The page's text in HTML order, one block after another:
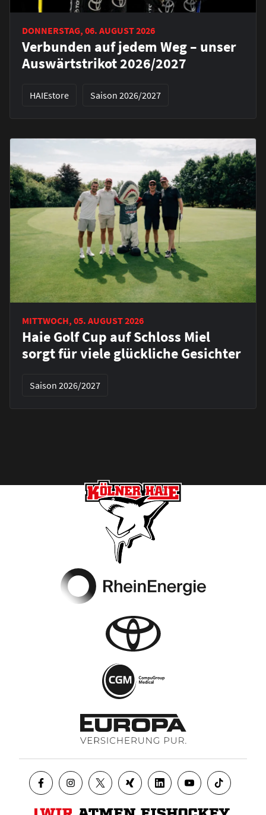
DONNERSTAG, 06. AUGUST 2026
Verbunden auf jedem Weg – unser
Auswärtstrikot 2026/2027
HAIEstore Saison 2026/2027
MITTWOCH, 05. AUGUST 2026
Haie Golf Cup auf Schloss Miel
sorgt für viele glückliche Gesichter
Saison 2026/2027